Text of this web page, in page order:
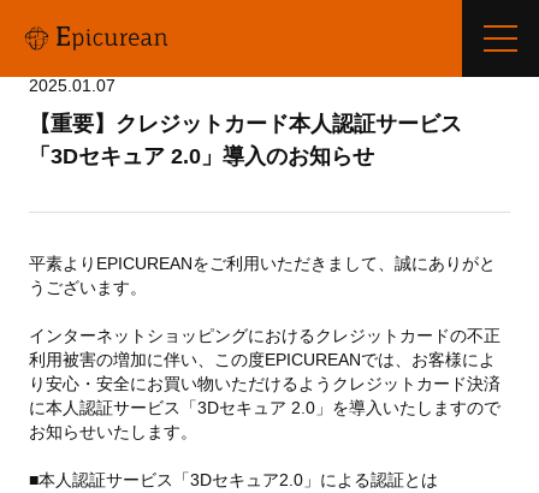
2025.01.07
【重要】クレジットカード本人認証サービス
「3Dセキュア 2.0」導入のお知らせ
平素よりEPICUREANをご利用いただきまして、誠にありがと
うございます。
インターネットショッピングにおけるクレジットカードの不正
利用被害の増加に伴い、この度EPICUREANでは、お客様によ
り安心・安全にお買い物いただけるようクレジットカード決済
に本人認証サービス「3Dセキュア 2.0」を導入いたしますので
お知らせいたします。
■本人認証サービス「3Dセキュア2.0」による認証とは